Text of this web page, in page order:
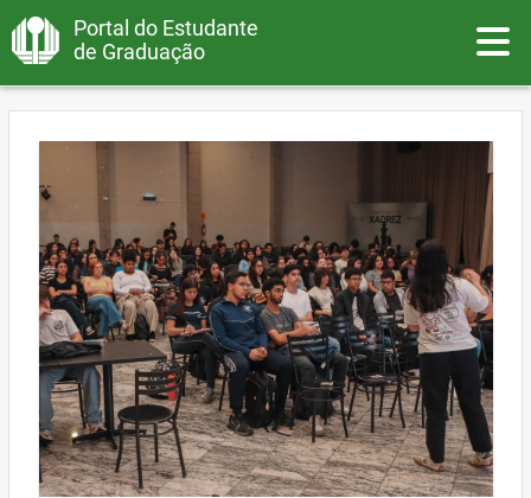
Portal do Estudante
de Graduação